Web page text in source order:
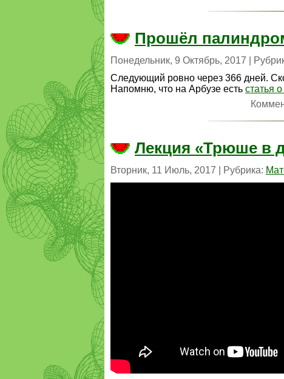
Прошёл
Понедельник, 9 Октябрь, 2017 |
Следующий ровно через 366 дней.
Напомню, что на Арбузе есть статья
Лекция «Трюше в
Вторник, 11 Июль, 2017 | Рубрика: